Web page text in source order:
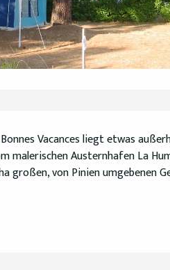
Vacances liegt etwas
malerischen Austernhafen La
großen, von Pinien umgebenen